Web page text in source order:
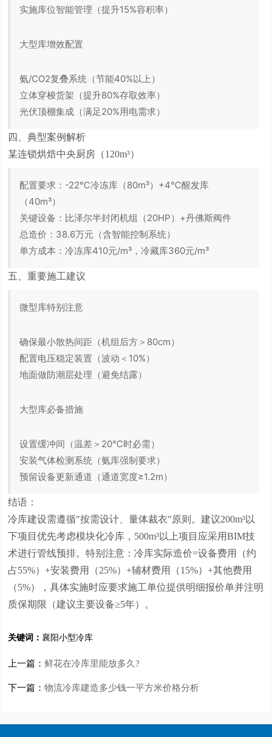
实施库位智能管理（提升15%容积率）
大型库增效配置
氨/CO2复叠系统（节能40%以上）
立体穿梭货架（提升80%存取效率）
光伏顶棚集成（满足20%用电需求）
四、典型案例解析
某连锁烘焙中央厨房（120m³）
配置要求：-22℃冷冻库（80m³）+4℃醒发库
（40m³）
关键设备：比泽尔半封闭机组（20HP）+丹佛斯阀件
总造价：38.6万元（含智能控制系统）
单方成本：冷冻库410元/m³，冷藏库360元/m³
五、重要施工建议
微型库特别注意
确保最小散热间距（机组后方＞80cm）
配置电压稳定装置（波动＜10%）
地面做防潮层处理（避免结露）
大型库必备措施
设置缓冲间（温差＞20℃时必需）
安装气体检测系统（氨库强制要求）
预留设备更新通道（通道宽度≥1.2m）
结语：
冷库建设需遵循"按需设计、量体裁衣"原则。建议200m³以
下项目优先考虑模块化冷库，500m³以上项目应采用BIM技
术进行管线预排。特别注意：冷库实际造价=设备费用（约
占55%）+安装费用（25%）+辅材费用（15%）+其他费用
（5%），具体实施时应要求施工单位提供明细报价单并注明
质保期限（建议主要设备≥5年）。
关键词： 襄阳小型冷库
上一篇： 鲜花在冷库里能放多久?
下一篇： 物流冷库建造多少钱一平方米价格分析